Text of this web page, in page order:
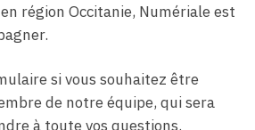
région Occitanie, Numériale est
si vous souhaitez être
de notre équipe, qui sera
à toute vos questions.